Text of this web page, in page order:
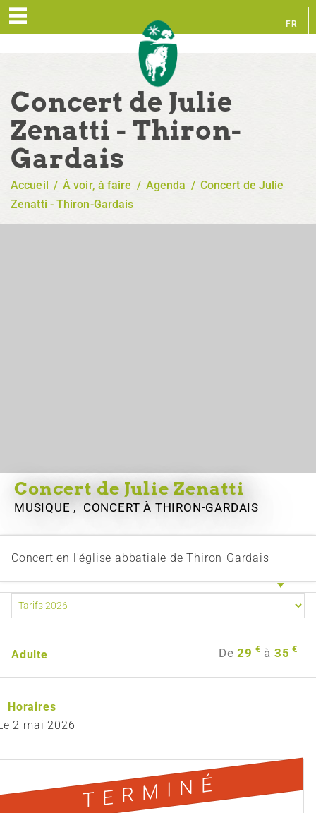
FR
Concert de Julie
Zenatti - Thiron-
Gardais
Accueil / À voir, à faire / Agenda / Concert de Julie
Zenatti - Thiron-Gardais
Concert de Julie Zenatti
MUSIQUE , CONCERTÀ THIRON-GARDAIS
Concert en l'église abbatiale de Thiron-Gardais
Adulte De29 € à 35 €
Horaires
2 mai 2026
TERMINÉ